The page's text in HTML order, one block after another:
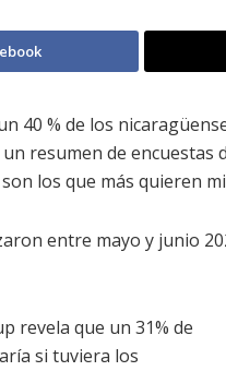
40 % de los
resumen de encuestas
los que más quieren
entre mayo y junio
revela que un 31% de
si tuviera los